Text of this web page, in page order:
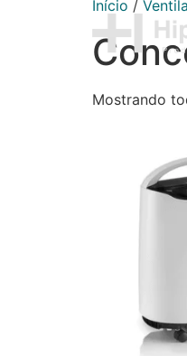
Início /
Mostrando